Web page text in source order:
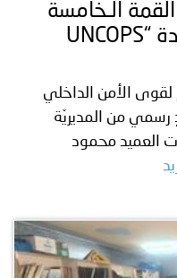
الـخامسة
لقادة شرطة الأمم المتحدة “UNCOPS
لقوى الأمن الداخلي
رسمي من المديريّة
العميد محمود